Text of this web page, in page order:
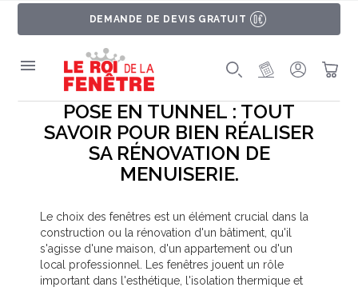
DEMANDE DE DEVIS GRATUIT
MON PROJET
SE
POSE EN TUNNEL : TOUT
SAVOIR POUR BIEN RÉALISER
SA RÉNOVATION DE
MENUISERIE.
Le choix des fenêtres est un élément crucial dans la
construction ou la rénovation d'un bâtiment, qu'il
s'agisse d'une maison, d'un appartement ou d'un
local professionnel. Les fenêtres jouent un rôle
important dans l'esthétique, l'isolation thermique et